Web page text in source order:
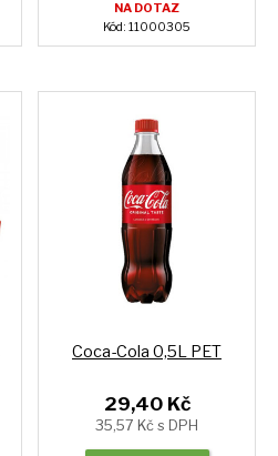
NA DOTAZ
Kód: 11000305
Coca-Cola 0,5L PET
29,40 Kč
35,57 Kč s DPH